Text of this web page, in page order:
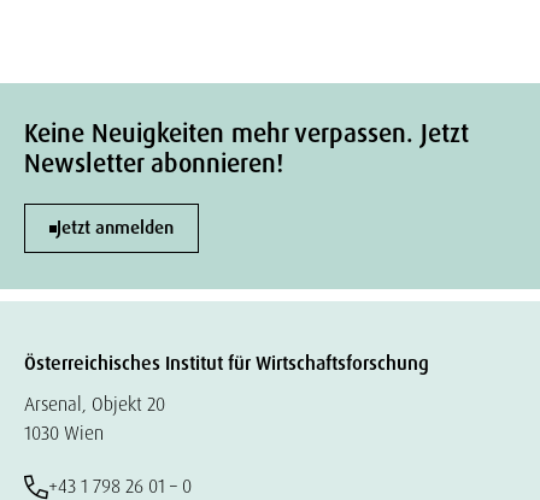
Keine Neuigkeiten mehr verpassen. Jetzt
Newsletter abonnieren!
Jetzt anmelden
Österreichisches Institut für Wirtschaftsforschung
Arsenal, Objekt 20
1030 Wien
+43 1 798 26 01 – 0